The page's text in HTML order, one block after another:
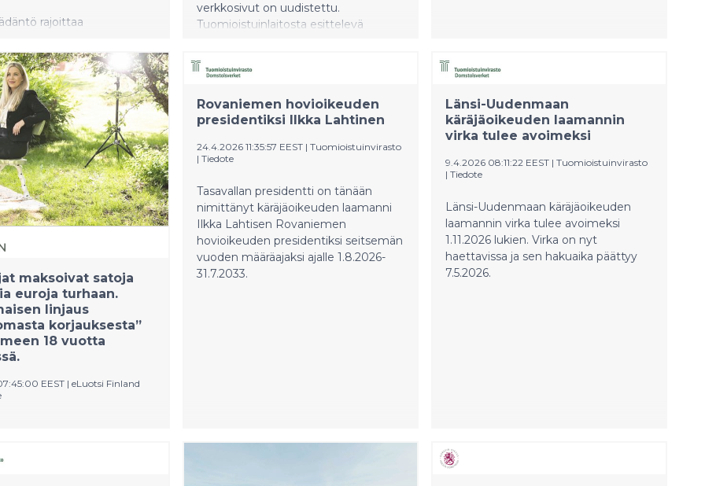
rajoittaa
työnhakijoiden
puutteita, paljastaa tuore
Järjestelmien
olla hankala arvioida, ja
EU-lainsäädäntö on
ja tulkinnanvaraista. Siksi
on vaikea varmistaa
lainmukaisuus ja
on vaikea valvoa
toteutumista.
verkkosivut on uudistettu.
Tuomioistuinlaitosta esittelevä
uuden ilmeen, ja sivuston sisältöjä ja
toiminnallisuuksia on kehitetty.
maksoivat satoja
euroja turhaan.
linjaus
korjauksesta”
18 vuotta
EEST | eLuotsi Finland
mitään.
Rovaniemen hovioikeuden
presidentiksi Ilkka Lahtinen
24.4.2026 11:35:57 EEST | Tuomioistuinvirasto
| Tiedote
Tasavallan presidentti on tänään
nimittänyt käräjäoikeuden laamanni
Ilkka Lahtisen Rovaniemen
hovioikeuden presidentiksi seitsemän
vuoden määräajaksi ajalle 1.8.2026-
31.7.2033.
Länsi-Uudenmaan
käräjäoikeuden laamannin
virka tulee avoimeksi
9.4.2026 08:11:22 EEST | Tuomioistuinvirasto
| Tiedote
Länsi-Uudenmaan käräjäoikeuden
laamannin virka tulee avoimeksi
1.11.2026 lukien. Virka on nyt
haettavissa ja sen hakuaika päättyy
7.5.2026.